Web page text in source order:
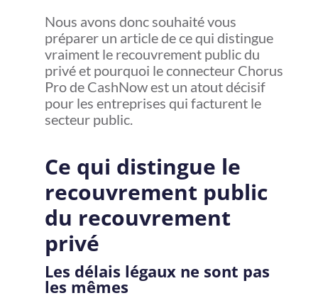
Nous avons donc souhaité vous
préparer un article de ce qui distingue
vraiment le recouvrement public du
privé et pourquoi le connecteur Chorus
Pro de CashNow est un atout décisif
pour les entreprises qui facturent le
secteur public.
Ce qui distingue le
recouvrement public
du recouvrement
privé
Les délais légaux ne sont pas
les mêmes